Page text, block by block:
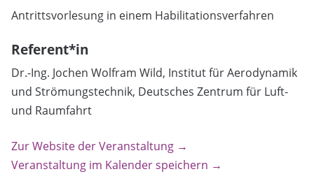
Antrittsvorlesung in einem Habilitationsverfahren
Referent*in
Dr.-Ing. Jochen Wolfram Wild, Institut für Aerodynamik
und Strömungstechnik, Deutsches Zentrum für Luft-
und Raumfahrt
Zur Website der Veranstaltung →
Veranstaltung im Kalender speichern →